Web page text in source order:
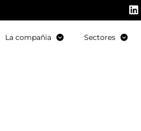
La compañia Sectores